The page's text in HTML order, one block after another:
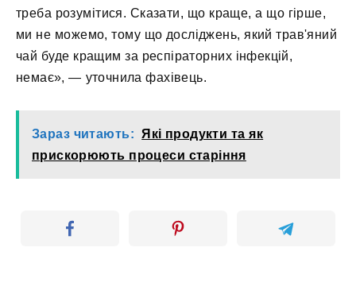
треба розумітися. Сказати, що краще, а що гірше,
ми не можемо, тому що досліджень, який трав'яний
чай буде кращим за респіраторних інфекцій,
немає», — уточнила фахівець.
Зараз читають: Які продукти та як
прискорюють процеси старіння